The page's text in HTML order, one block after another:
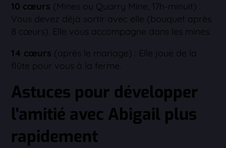
10 cœurs (Mines ou Quarry Mine, 17h-minuit) :
Vous devez déjà sortir avec elle (bouquet après
8 cœurs). Elle vous accompagne dans les mines.
14 cœurs (après le mariage) : Elle joue de la
flûte pour vous à la ferme.
Astuces pour développer
l'amitié avec Abigail plus
rapidement